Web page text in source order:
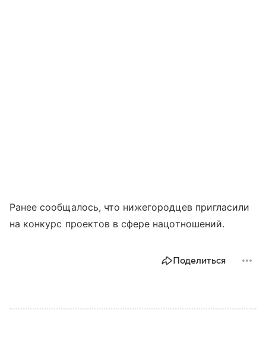
Ранее сообщалось, что нижегородцев пригласили
на конкурс проектов в сфере нацотношений.
Поделиться